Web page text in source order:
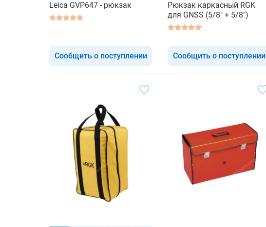
Leica GVP647 - рюкзак
Сообщить о поступлении
Рюкзак каркасный RGK
для GNSS (5/8" + 5/8")
Сообщить о поступлении